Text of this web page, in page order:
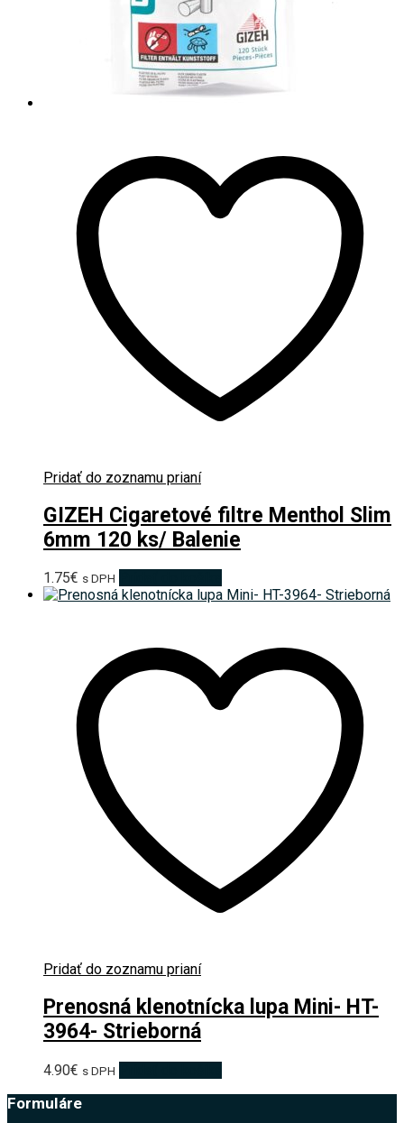
Pridať do zoznamu prianí
GIZEH Cigaretové filtre Menthol Slim
6mm 120 ks/ Balenie
1.75€ s DPH
Pridať do zoznamu prianí
Prenosná klenotnícka lupa Mini- HT-
3964- Strieborná
4.90€ s DPH
Formuláre